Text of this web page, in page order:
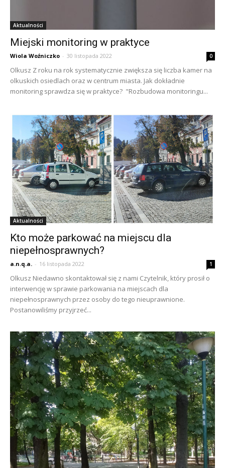
Aktualności
Miejski monitoring w praktyce
Wiola Woźniczko - 30 listopada 2022 0
Olkusz Z roku na rok systematycznie zwiększa się liczba kamer na
olkuskich osiedlach oraz w centrum miasta. Jak dokładnie
monitoring sprawdza się w praktyce? "Rozbudowa monitoringu...
Aktualności
Kto może parkować na miejscu dla
niepełnosprawnych?
a.n.q.a. - 16 listopada 2022 1
Olkusz Niedawno skontaktował się z nami Czytelnik, który prosił o
interwencję w sprawie parkowania na miejscach dla
niepełnosprawnych przez osoby do tego nieuprawnione.
Postanowiliśmy przyjrzeć...